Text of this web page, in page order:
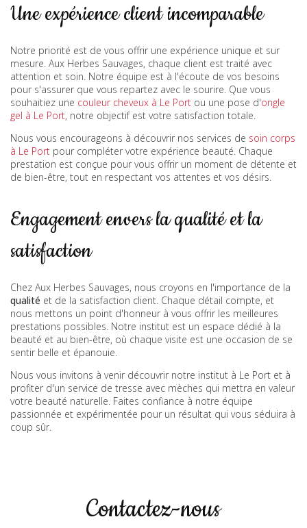
Une expérience client incomparable
Notre priorité est de vous offrir une expérience unique et sur
mesure. Aux Herbes Sauvages, chaque client est traité avec
attention et soin. Notre équipe est à l'écoute de vos besoins
pour s'assurer que vous repartez avec le sourire. Que vous
souhaitiez une couleur cheveux à Le Port ou une pose d'ongle
gel à Le Port, notre objectif est votre satisfaction totale.
Nous vous encourageons à découvrir nos services de soin corps
à Le Port pour compléter votre expérience beauté. Chaque
prestation est conçue pour vous offrir un moment de détente et
de bien-être, tout en respectant vos attentes et vos désirs.
Engagement envers la qualité et la
satisfaction
Chez Aux Herbes Sauvages, nous croyons en l'importance de la
qualité et de la satisfaction client. Chaque détail compte, et
nous mettons un point d'honneur à vous offrir les meilleures
prestations possibles. Notre institut est un espace dédié à la
beauté et au bien-être, où chaque visite est une occasion de se
sentir belle et épanouie.
Nous vous invitons à venir découvrir notre institut à Le Port et à
profiter d'un service de tresse avec mèches qui mettra en valeur
votre beauté naturelle. Faites confiance à notre équipe
passionnée et expérimentée pour un résultat qui vous séduira à
coup sûr.
Contactez-nous